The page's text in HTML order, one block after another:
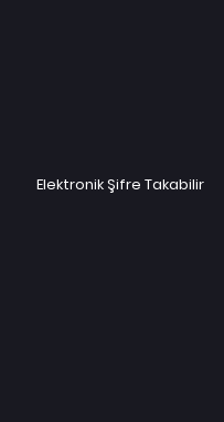
Elektronik Şifre Takabilir